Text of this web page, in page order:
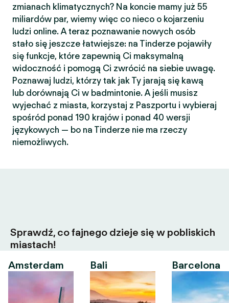
zmianach klimatycznych? Na koncie mamy już 55
miliardów par, wiemy więc co nieco o kojarzeniu
ludzi online. A teraz poznawanie nowych osób
stało się jeszcze łatwiejsze: na Tinderze pojawiły
się funkcje, które zapewnią Ci maksymalną
widoczność i pomogą Ci zwrócić na siebie uwagę.
Poznawaj ludzi, którzy tak jak Ty jarają się kawą
lub dorównają Ci w badmintonie. A jeśli musisz
wyjechać z miasta, korzystaj z Paszportu i wybieraj
spośród ponad 190 krajów i ponad 40 wersji
językowych — bo na Tinderze nie ma rzeczy
niemożliwych.
Sprawdź, co fajnego dzieje się w pobliskich
miastach!
Amsterdam
Bali Barcelona